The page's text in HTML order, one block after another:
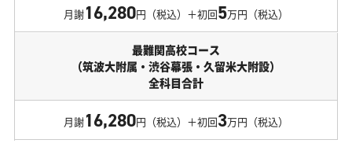
月謝16,280円（税込）＋初回5万円（税込）
最難関高校コース
（筑波大附属・渋谷幕張・久留米大附設）
全科目合計
月謝16,280円（税込）＋初回3万円（税込）